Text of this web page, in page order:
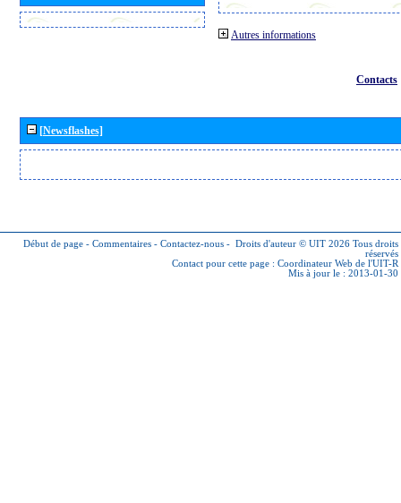
Autres informations
Contacts
[Newsflashes]
Début de page - Commentaires - Contactez-nous - Droits d'auteur © UIT 2026 Tous droits
réservés
Contact pour cette page : Coordinateur Web de l'UIT-R
Mis à jour le : 2013-01-30